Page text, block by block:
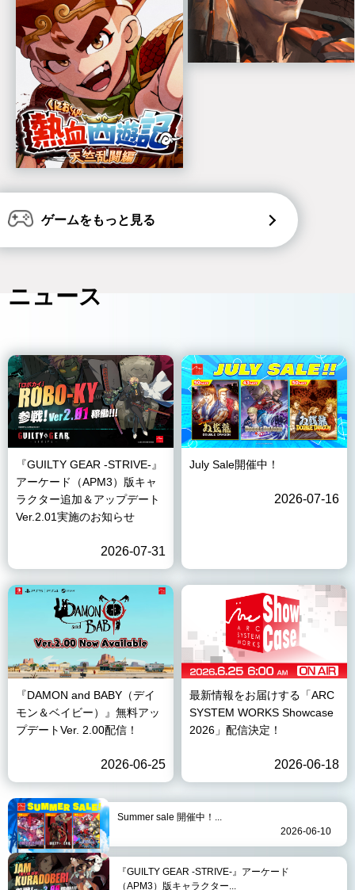
ゲームをもっと見る
ニュース
『GUILTY GEAR -STRIVE-』
アーケード（APM3）版キャ
ラクター追加＆アップデート
Ver.2.01実施のお知らせ
2026-07-31
July Sale開催中！
2026-07-16
『DAMON and BABY（デイ
モン＆ベイビー）』無料アッ
プデートVer. 2.00配信！
2026-06-25
最新情報をお届けする「ARC
SYSTEM WORKS Showcase
2026」配信決定！
2026-06-18
Summer sale 開催中！...
2026-06-10
『GUILTY GEAR -STRIVE-』アーケード
（APM3）版キャラクター...